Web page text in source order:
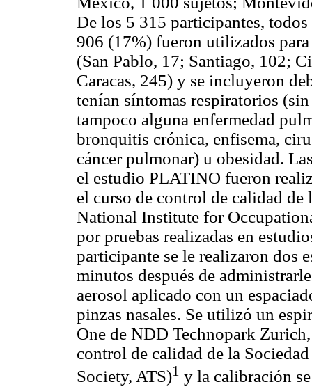
De los 5 315 participantes,
906 (17%) fueron utilizados
(San Pablo, 17; Santiago, 102;
Caracas, 245) y se incluyeron
tenían síntomas respiratorios
tampoco alguna enfermedad
bronquitis crónica, enfisema,
cáncer pulmonar) u obesidad.
el estudio PLATINO fueron
el curso de control de calidad
National Institute for
por pruebas realizadas en
participante se le realizaron dos
minutos después de
aerosol aplicado con un
pinzas nasales. Se utilizó un
One de NDD Technopark
control de calidad de la
Society, ATS)1 y la calibración